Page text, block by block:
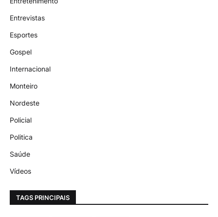
Entrevistas
Esportes
Gospel
Internacional
Monteiro
Nordeste
Policial
Politica
Saúde
Vídeos
TAGS PRINCIPAIS